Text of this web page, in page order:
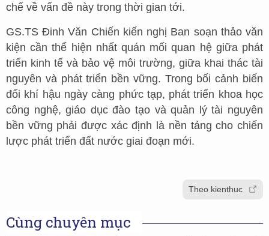
chế về vấn đề này trong thời gian tới.
GS.TS Đinh Văn Chiến kiến nghị Ban soạn thảo văn
kiện cần thể hiện nhất quán mối quan hệ giữa phát
triển kinh tế và bảo vệ môi trường, giữa khai thác tài
nguyên và phát triển bền vững. Trong bối cảnh biến
đổi khí hậu ngày càng phức tạp, phát triển khoa học
công nghệ, giáo dục đào tạo và quản lý tài nguyên
bền vững phải được xác định là nền tảng cho chiến
lược phát triển đất nước giai đoạn mới.
Theo kienthuc
Cùng chuyên mục